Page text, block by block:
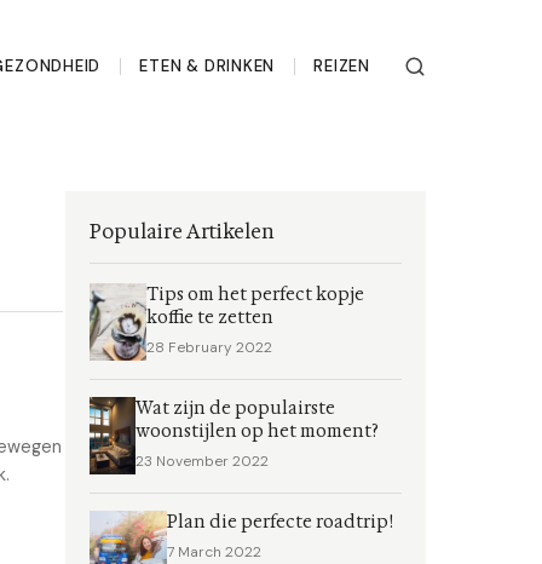
ETEN & DRINKEN REIZEN
Populaire Artikelen
Tips om het perfect kopje
koffie te zetten
28 February 2022
Wat zijn de populairste
woonstijlen op het moment?
23 November 2022
Plan die perfecte roadtrip!
7 March 2022